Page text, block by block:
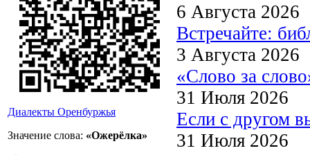
Диалекты Оренбуржья
Значение слова: «Ожерёлка»
6 Августа 2026
Встречайте:
3 Августа 2026
«Слово за
31 Июля 2026
Если с другом
31 Июля 2026